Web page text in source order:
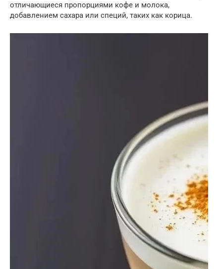
отличающиеся пропорциями кофе и молока,
добавлением сахара или специй, таких как корица.